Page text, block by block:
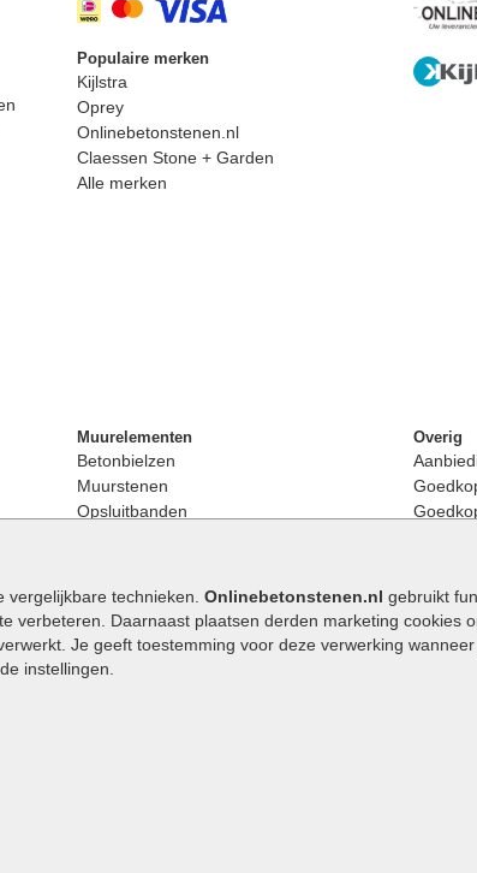
vergelijkbare technieken. Onlinebetonstenen.nl gebruikt
verbeteren. Daarnaast plaatsen derden marketing cookies
Je geeft toestemming voor deze verwerking
instellingen.
Populaire merken
Kijlstra
Oprey
Onlinebetonstenen.nl
Claessen Stone + Garden
Alle merken
Muurelementen
Betonbielzen
Muurstenen
Opsluitbanden
Betonblokken
Stapelstenen
Extra benodigdheden
Overig